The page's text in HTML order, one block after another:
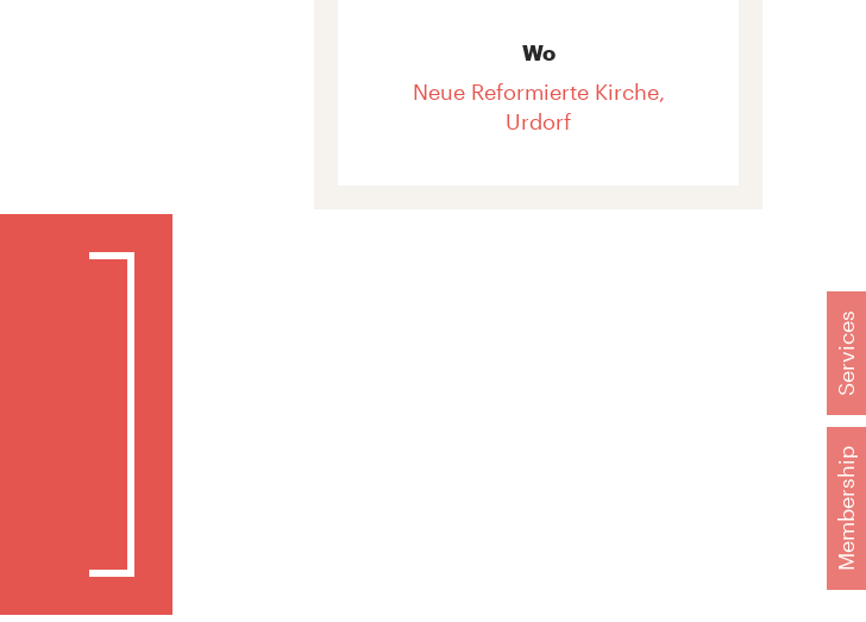
Membership
Services
Wo
Neue Reformierte Kirche,
Urdorf